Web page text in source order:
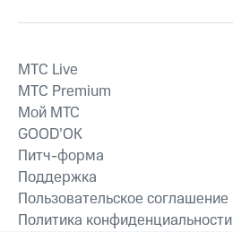
MTС Live
MTС Premium
Мой МТС
GOOD’OK
Питч-форма
Поддержка
Пользовательское соглашение
Политика конфиденциальности